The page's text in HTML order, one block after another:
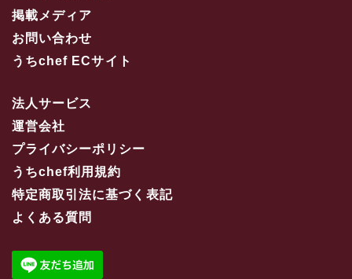
掲載メディア
お問い合わせ
うちchef ECサイト
法人サービス
運営会社
プライバシーポリシー
うちchef利用規約
特定商取引法に基づく表記
よくある質問